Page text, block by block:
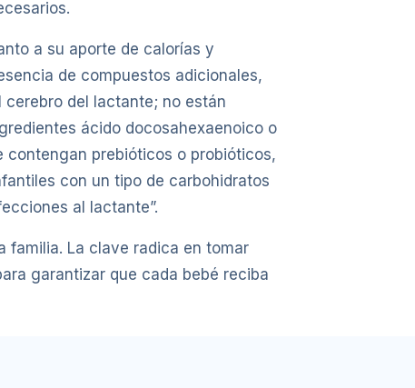
a su aporte de calorías y
de compuestos adicionales,
del lactante; no están
ácido docosahexaenoico o
contengan prebióticos o probióticos,
con un tipo de carbohidratos
al lactante”.
familia. La clave radica en tomar
garantizar que cada bebé reciba